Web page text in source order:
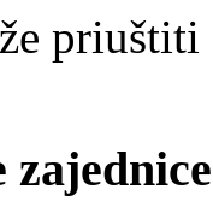
zajednice